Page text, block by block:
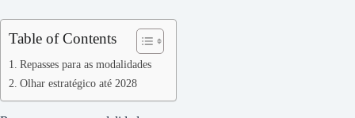
Table of Contents
Repasses para as modalidades
Olhar estratégico até 2028